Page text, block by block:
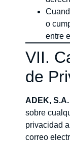
o
entre
VII.
de
ADEK,
sobre
privacidad
correo